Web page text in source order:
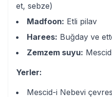
et, sebze)
Madfoon: Etli pilav
Harees: Buğday ve
Zemzem suyu:
Yerler:
Mescid-i Nebevi